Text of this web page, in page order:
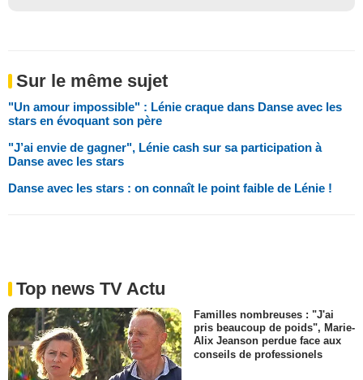
Sur le même sujet
"Un amour impossible" : Lénie craque dans Danse avec les
stars en évoquant son père
"J’ai envie de gagner", Lénie cash sur sa participation à
Danse avec les stars
Danse avec les stars : on connaît le point faible de Lénie !
Top news TV Actu
Familles nombreuses : "J'ai
pris beaucoup de poids", Marie-
Alix Jeanson perdue face aux
conseils de professionels